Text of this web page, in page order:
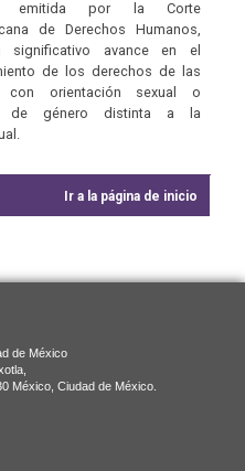
emitida por la Corte
de Derechos Humanos,
significativo avance en el
de los derechos de las
con orientación sexual o
de género distinta a la
Ir a la página de inicio
de México
México, Ciudad de México.